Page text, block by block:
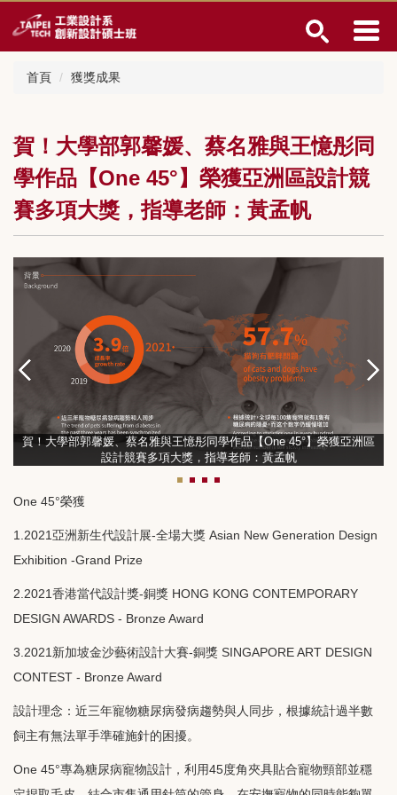
到
主
首頁 獲獎成果
賀！大學部郭馨媛、蔡名雅與王憶彤同
學作品【One 45°】榮獲亞洲區設計競
賽多項大獎，指導老師：黃孟帆
賀！大學部郭馨媛、蔡名雅與王憶彤同學作品【One 45°】榮獲亞洲區
設計競賽多項大獎，指導老師：黃孟帆
One 45°榮獲
1.2021亞洲新生代設計展-全場大獎 Asian New Generation Design
Exhibition -Grand Prize
2.2021香港當代設計獎-銅獎 HONG KONG CONTEMPORARY
DESIGN AWARDS - Bronze Award
3.2021新加坡金沙藝術設計大賽-銅獎 SINGAPORE ART DESIGN
CONTEST - Bronze Award
設計理念：近三年寵物糖尿病發病趨勢與人同步，根據統計過半數
飼主有無法單手準確施針的困擾。
One 45°專為糖尿病寵物設計，利用45度角夾具貼合寵物頸部並穩